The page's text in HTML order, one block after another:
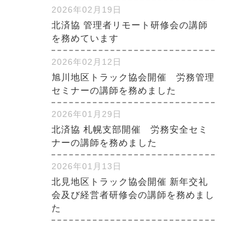
2026年02月19日
北済協 管理者リモート研修会の講師
を務めています
2026年02月12日
旭川地区トラック協会開催 労務管理
セミナーの講師を務めました
2026年01月29日
北済協 札幌支部開催 労務安全セミ
ナーの講師を務めました
2026年01月13日
北見地区トラック協会開催 新年交礼
会及び経営者研修会の講師を務めまし
た